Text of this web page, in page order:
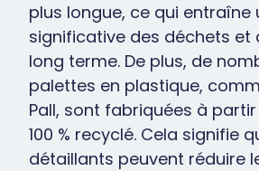
plus longue, ce qui entraîne
significative des déchets et
long terme. De plus, de
palettes en plastique,
Pall, sont fabriquées à
100 % recyclé. Cela signifie
détaillants peuvent réduire